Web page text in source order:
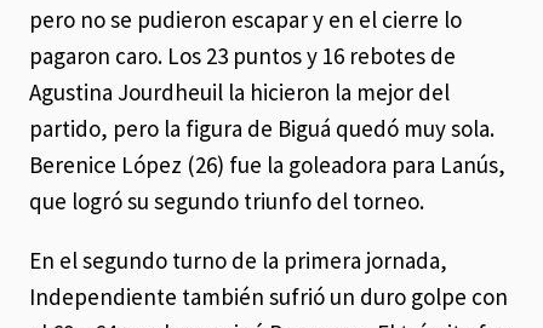
pero no se pudieron escapar y en el cierre lo
pagaron caro. Los 23 puntos y 16 rebotes de
Agustina Jourdheuil la hicieron la mejor del
partido, pero la figura de Biguá quedó muy sola.
Berenice López (26) fue la goleadora para Lanús,
que logró su segundo triunfo del torneo.
En el segundo turno de la primera jornada,
Independiente también sufrió un duro golpe con